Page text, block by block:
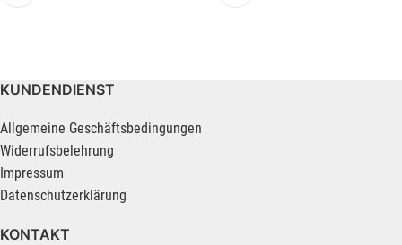
KUNDENDIENST
Allgemeine Geschäftsbedingungen
Widerrufsbelehrung
Impressum
Datenschutzerklärung
KONTAKT